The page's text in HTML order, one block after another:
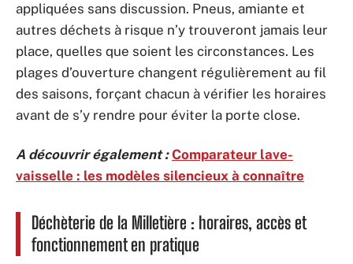
appliquées sans discussion. Pneus, amiante et
autres déchets à risque n’y trouveront jamais leur
place, quelles que soient les circonstances. Les
plages d’ouverture changent régulièrement au fil
des saisons, forçant chacun à vérifier les horaires
avant de s’y rendre pour éviter la porte close.
A découvrir également : Comparateur lave-
vaisselle : les modèles silencieux à connaître
Déchèterie de la Milletière : horaires, accès et
fonctionnement en pratique